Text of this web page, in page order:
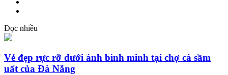
Đọc nhiều
Vẻ đẹp rực rỡ dưới ánh bình minh tại chợ cá sầm
uất của Đà Nẵng